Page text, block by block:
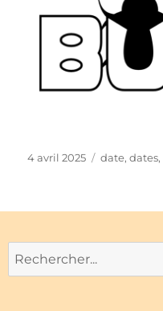
Publié
4 avril 2025 Étiquettes
date,dates,